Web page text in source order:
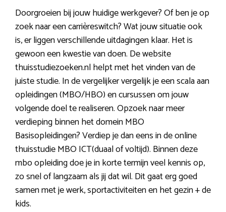
Doorgroeien bij jouw huidige werkgever? Of ben je op
zoek naar een carrièreswitch? Wat jouw situatie ook
is, er liggen verschillende uitdagingen klaar. Het is
gewoon een kwestie van doen. De website
thuisstudiezoeken.nl helpt met het vinden van de
juiste studie. In de vergelijker vergelijk je een scala aan
opleidingen (MBO/HBO) en cursussen om jouw
volgende doel te realiseren. Opzoek naar meer
verdieping binnen het domein MBO
Basisopleidingen? Verdiep je dan eens in de online
thuisstudie MBO ICT(duaal of voltijd). Binnen deze
mbo opleiding doe je in korte termijn veel kennis op,
zo snel of langzaam als jij dat wil. Dit gaat erg goed
samen met je werk, sportactiviteiten en het gezin + de
kids.